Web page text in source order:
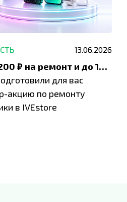
13.06.2026
До 1200 ₽ на ремонт и до 1500 ₽ на покупку техники Apple
для вас
акцию по ремонту
в IVEstore